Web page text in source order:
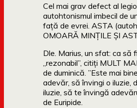
Cel mai grav defect al
autohtonismul imbecil de
față de evrei. ASTA
OMOARĂ MINȚILE ȘI
Dle. Marius, un sfat: ca să
„rezonabil”, citiți MULT
de duminică. ”Este mai
adevăr, să învingi o iluzie,
iluzie, să te învingă
de Euripide.